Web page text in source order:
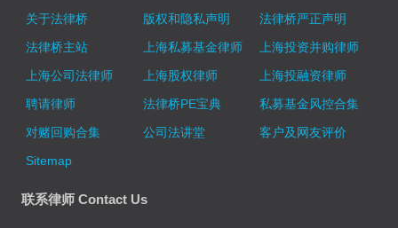
关于法律桥 版权和隐私声明
法律桥严正声明
法律桥主站
上海私募基金律师
上海投资并购律师
上海公司法律师
上海股权律师
上海投融资律师
聘请律师
法律桥PE宝典
私募基金风控合集
对赌回购合集
公司法讲堂
客户及网友评价
Sitemap
联系律师 Contact Us